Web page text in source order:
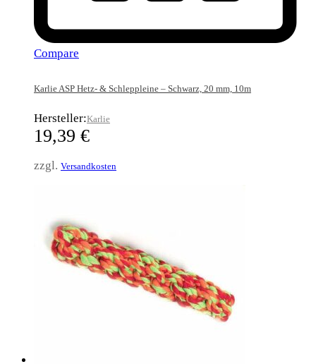
Compare
Karlie ASP Hetz- & Schleppleine – Schwarz, 20 mm, 10m
Hersteller:Karlie
19,39 €
zzgl. Versandkosten